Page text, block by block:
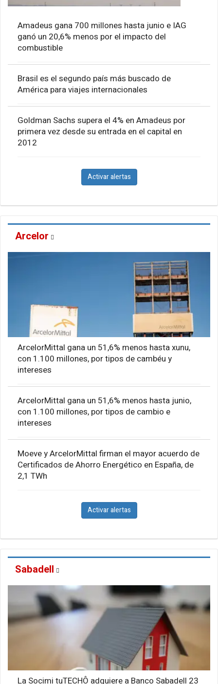
Amadeus gana 700 millones hasta junio e IAG
ganó un 20,6% menos por el impacto del
combustible
Brasil es el segundo país más buscado de
América para viajes internacionales
Goldman Sachs supera el 4% en Amadeus por
primera vez desde su entrada en el capital en
2012
Activar alertas
Arcelor
ArcelorMittal gana un 51,6% menos hasta xunu,
con 1.100 millones, por tipos de cambéu y
intereses
ArcelorMittal gana un 51,6% menos hasta junio,
con 1.100 millones, por tipos de cambio e
intereses
Moeve y ArcelorMittal firman el mayor acuerdo de
Certificados de Ahorro Energético en España, de
2,1 TWh
Activar alertas
Sabadell
La Socimi tuTECHÔ adquiere a Banco Sabadell 23